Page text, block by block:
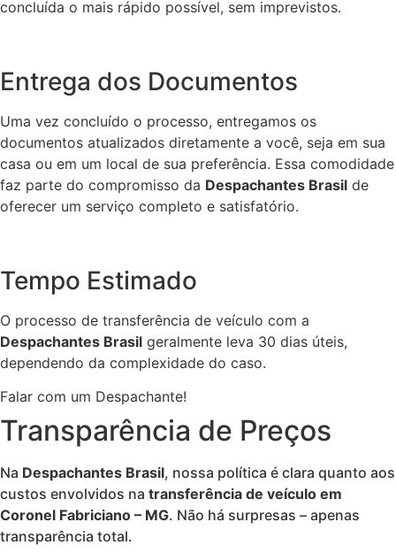
concluída o mais rápido possível, sem imprevistos.
Entrega dos Documentos
Uma vez concluído o processo, entregamos os
documentos atualizados diretamente a você, seja em sua
casa ou em um local de sua preferência. Essa comodidade
faz parte do compromisso da Despachantes Brasil de
oferecer um serviço completo e satisfatório.
Tempo Estimado
O processo de transferência de veículo com a
Despachantes Brasil geralmente leva 30 dias úteis,
dependendo da complexidade do caso.
Falar com um Despachante!
Transparência de Preços
Na Despachantes Brasil, nossa política é clara quanto aos
custos envolvidos na transferência de veículo em
Coronel Fabriciano – MG. Não há surpresas – apenas
transparência total.